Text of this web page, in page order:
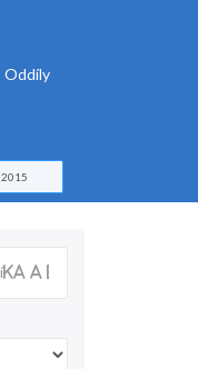
Oddíly
2015